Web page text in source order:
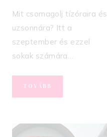
Mit csomagolj tízóraira és
uzsonnára? Itt a
szeptember és ezzel
sokak számára…
TOVÁBB
NASI
ÉS